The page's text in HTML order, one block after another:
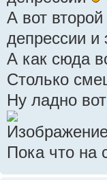
А вот второй
депрессии
А как сюда
Столько
Ну ладно
Пока что на